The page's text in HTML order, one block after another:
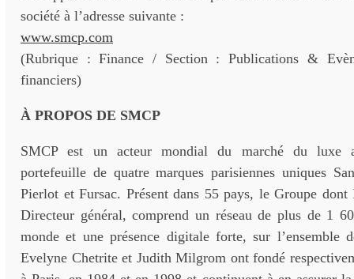
société à l’adresse suivante :
www.smcp.com
(Rubrique : Finance / Section : Publications &
financiers)
À PROPOS DE SMCP
SMCP est un acteur mondial du marché du luxe
portefeuille de quatre marques parisiennes uniques
Pierlot et Fursac. Présent dans 55 pays, le Groupe dont
Directeur général, comprend un réseau de plus de 1
monde et une présence digitale forte, sur l’ensemble
Evelyne Chetrite et Judith Milgrom ont fondé